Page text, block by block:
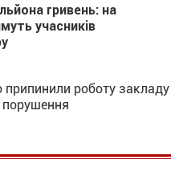
гривень: на
учасників
роботу закладу
порушення